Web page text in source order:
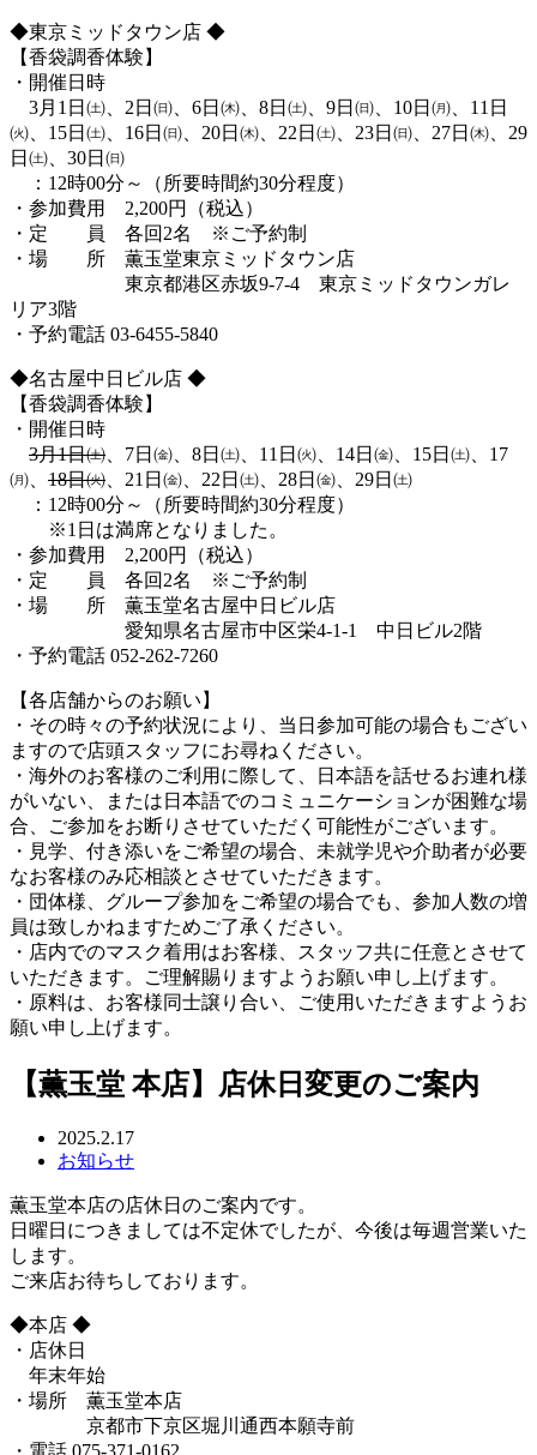
◆東京ミッドタウン店 ◆
【香袋調香体験】
・開催日時
3月1日㈯、2日㈰、6日㈭、8日㈯、9日㈰、10日㈪、11日
㈫、15日㈯、16日㈰、20日㈭、22日㈯、23日㈰、27日㈭、29
日㈯、30日㈰
：12時00分～（所要時間約30分程度）
・参加費用 2,200円（税込）
・定 員 各回2名 ※ご予約制
・場 所 薫玉堂東京ミッドタウン店
東京都港区赤坂9-7-4 東京ミッドタウンガレ
リア3階
・予約電話 03-6455-5840
◆名古屋中日ビル店 ◆
【香袋調香体験】
・開催日時
3月1日㈯ 、7日㈮、8日㈯、11日㈫、14日㈮、15日㈯、17
㈪、 18日㈫ 、21日㈮、22日㈯、28日㈮、29日㈯
：12時00分～（所要時間約30分程度）
※1日は満席となりました。
・参加費用 2,200円（税込）
・定 員 各回2名 ※ご予約制
・場 所 薫玉堂名古屋中日ビル店
愛知県名古屋市中区栄4-1-1 中日ビル2階
・予約電話 052-262-7260
【各店舗からのお願い】
・その時々の予約状況により、当日参加可能の場合もござい
ますので店頭スタッフにお尋ねください。
・海外のお客様のご利用に際して、日本語を話せるお連れ様
がいない、または日本語でのコミュニケーションが困難な場
合、ご参加をお断りさせていただく可能性がございます。
・見学、付き添いをご希望の場合、未就学児や介助者が必要
なお客様のみ応相談とさせていただきます。
・団体様、グループ参加をご希望の場合でも、参加人数の増
員は致しかねますためご了承ください。
・店内でのマスク着用はお客様、スタッフ共に任意とさせて
いただきます。ご理解賜りますようお願い申し上げます。
・原料は、お客様同士譲り合い、ご使用いただきますようお
願い申し上げます。
【薫玉堂 本店】店休日変更のご案内
2025.2.17
お知らせ
薫玉堂本店の店休日のご案内です。
日曜日につきましては不定休でしたが、今後は毎週営業いた
します。
ご来店お待ちしております。
◆本店 ◆
・店休日
年末年始
・場所 薫玉堂本店
京都市下京区堀川通西本願寺前